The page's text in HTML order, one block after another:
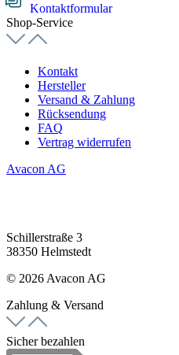
Kontaktformular
Shop-Service
Kontakt
Hersteller
Versand & Zahlung
Rücksendung
FAQ
Vertrag widerrufen
Avacon AG
Schillerstraße 3
38350 Helmstedt
© 2026 Avacon AG
Zahlung & Versand
Sicher bezahlen